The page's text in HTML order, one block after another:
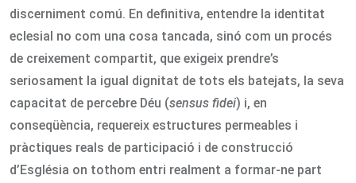
discerniment comú. En definitiva, entendre la identitat
eclesial no com una cosa tancada, sinó com un procés
de creixement compartit, que exigeix prendre’s
seriosament la igual dignitat de tots els batejats, la seva
capacitat de percebre Déu (sensus fidei) i, en
conseqüència, requereix estructures permeables i
pràctiques reals de participació i de construcció
d’Església on tothom entri realment a formar-ne part